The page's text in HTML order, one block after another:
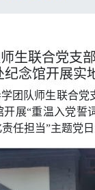
生联合党支
纪念馆开展实
团队师生联合党
展“重温入党誓
任担当”主题党日